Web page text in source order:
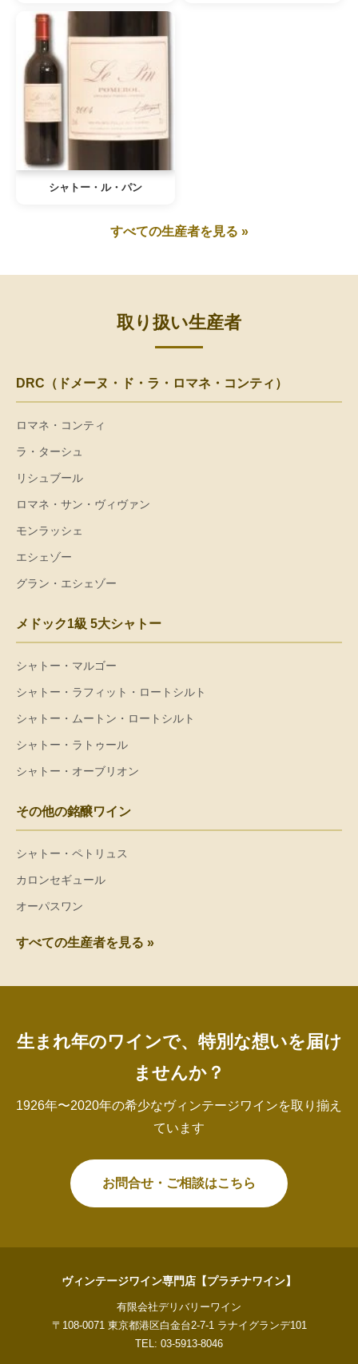
シャトー・ル・パン
すべての生産者を見る »
取り扱い生産者
DRC（ドメーヌ・ド・ラ・ロマネ・コンティ）
ロマネ・コンティ
ラ・ターシュ
リシュブール
ロマネ・サン・ヴィヴァン
モンラッシェ
エシェゾー
グラン・エシェゾー
メドック1級 5大シャトー
シャトー・マルゴー
シャトー・ラフィット・ロートシルト
シャトー・ムートン・ロートシルト
シャトー・ラトゥール
シャトー・オーブリオン
その他の銘醸ワイン
シャトー・ペトリュス
カロンセギュール
オーパスワン
すべての生産者を見る »
生まれ年のワインで、特別な想いを届け
ませんか？
1926年〜2020年の希少なヴィンテージワインを取り揃え
ています
お問合せ・ご相談はこちら
ヴィンテージワイン専門店【プラチナワイン】
有限会社デリバリーワイン
〒108-0071 東京都港区白金台2-7-1 ラナイグランデ101
TEL: 03-5913-8046